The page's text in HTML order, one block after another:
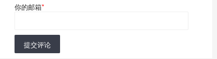
你的邮箱*
提交评论